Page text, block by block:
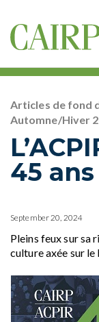
Articles de fond
Automne/Hiver
45 ans
September 20, 2024
Pleins feux sur sa
culture axée sur